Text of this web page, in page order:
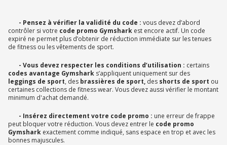
- Pensez à vérifier la validité du code : vous devez d’abord
contrôler si votre code promo Gymshark est encore actif. Un code
expiré ne permet plus d’obtenir de réduction immédiate sur les tenues
de fitness ou les vêtements de sport.
- Vous devez respecter les conditions d’utilisation : certains
codes avantage Gymshark s’appliquent uniquement sur des
leggings de sport, des brassières de sport, des shorts de sport ou
certaines collections de fitness wear. Vous devez aussi vérifier le montant
minimum d'achat demandé.
- Insérez directement votre code promo : une erreur de frappe
peut bloquer votre réduction. Vous devez entrer le code promo
Gymshark exactement comme indiqué, sans espace en trop et avec les
bonnes majuscules.